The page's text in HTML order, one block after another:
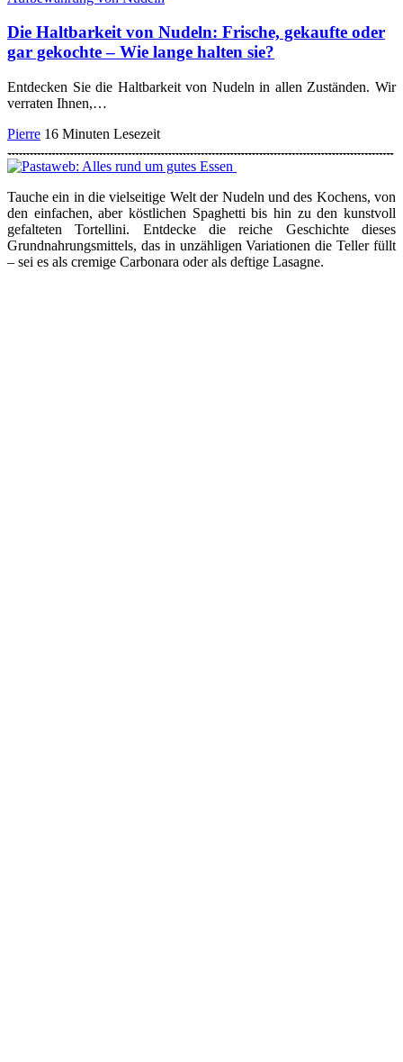
Die Haltbarkeit von Nudeln: Frische, gekaufte oder
gar gekochte – Wie lange halten sie?
Entdecken Sie die Haltbarkeit von Nudeln in allen Zuständen. Wir
verraten Ihnen,…
Pierre 16 Minuten Lesezeit
Tauche ein in die vielseitige Welt der Nudeln und des Kochens, von
den einfachen, aber köstlichen Spaghetti bis hin zu den kunstvoll
gefalteten Tortellini. Entdecke die reiche Geschichte dieses
Grundnahrungsmittels, das in unzähligen Variationen die Teller füllt
– sei es als cremige Carbonara oder als deftige Lasagne.